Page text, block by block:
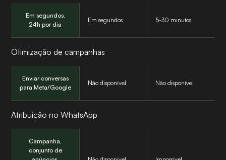
Em segundos,
24h por dia
Em segundos 5-30 minutos
Otimização de campanhas
Enviar conversas
para Meta/Google
Não disponível Não disponível
Atribuição no WhatsApp
Campanha,
conjunto de